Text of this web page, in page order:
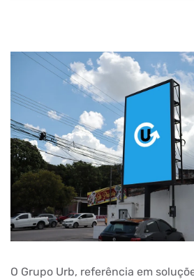
O Grupo Urb, referência em